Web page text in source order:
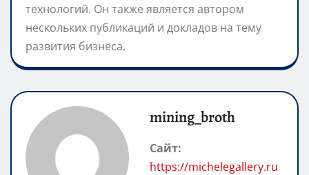
технологий. Он также является автором
нескольких публикаций и докладов на тему
развития бизнеса.
mining_broth
Сайт:
https://michelegallery.ru